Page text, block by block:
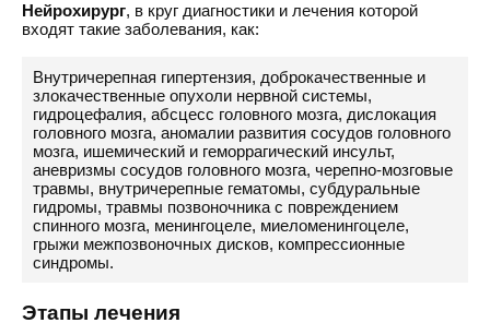
Нейрохирург, в круг диагностики и лечения которой
входят такие заболевания, как:
Внутричерепная гипертензия, доброкачественные и
злокачественные опухоли нервной системы,
гидроцефалия, абсцесс головного мозга, дислокация
головного мозга, аномалии развития сосудов головного
мозга, ишемический и геморрагический инсульт,
аневризмы сосудов головного мозга, черепно-мозговые
травмы, внутричерепные гематомы, субдуральные
гидромы, травмы позвоночника с повреждением
спинного мозга, менингоцеле, миеломенингоцеле,
грыжи межпозвоночных дисков, компрессионные
синдромы.
Этапы лечения